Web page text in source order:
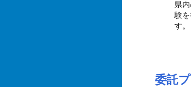
県
験
す。
委託